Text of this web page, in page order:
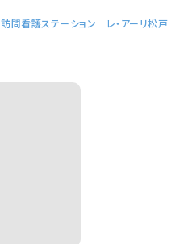
訪問看護ステーション レ・アーリ松戸